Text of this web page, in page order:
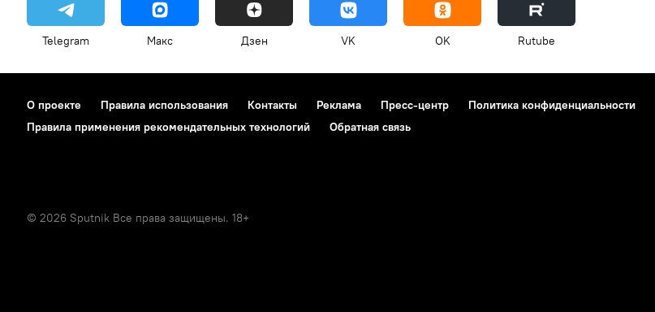
Telegram Макс Дзен VK OK Rutube
О проекте Правила использования Контакты Реклама Пресс-центр Политика конфиденциальности
Правила применения рекомендательных технологий
Обратная связь
© 2026 Sputnik Все права защищены. 18+